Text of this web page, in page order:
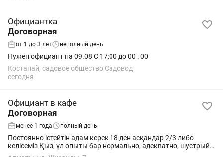
Официантка
Договорная
от 1 до 3 лет неполный день
Нужен официант на 09.08 С 17:00 до 00 : 00
Костанай, садовое общество Садовод
сегодня
Официант в кафе
Договорная
менее 1 года полный день
Постоянно істейтін адам керек 18 ден асқандар 2/3 либо
келісеміз Қыз, ұл опыты бар нормально, адекватно, шустрый
офиктар керек ❗❗❗